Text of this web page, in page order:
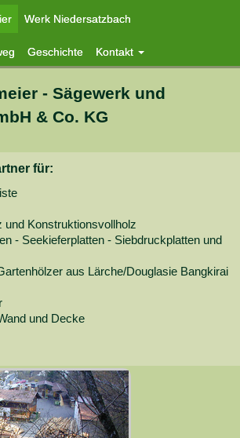
Werk Niedersatzbach
Geschichte Kontakt
- Sägewerk und
& Co. KG
für:
und Konstruktionsvollholz
- Seekieferplatten - Siebdruckplatten und
aus Lärche/Douglasie Bangkirai
und Decke